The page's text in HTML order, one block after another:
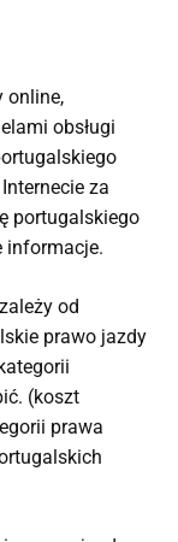
online,
obsługi
za
portugalskiego
informacje.
zależy od
prawo jazdy
(koszt
prawa